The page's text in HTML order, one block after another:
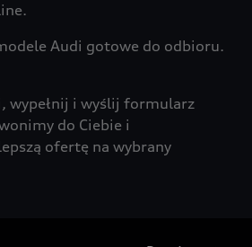
Audi gotowe do odbioru.
wypełnij i wyślij formularz
do Ciebie i
ofertę na wybrany